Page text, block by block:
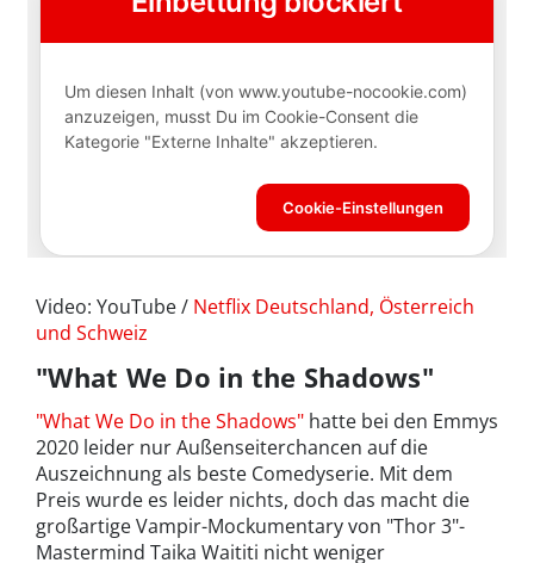
Video: YouTube / Netflix Deutschland, Österreich
und Schweiz
"What We Do in the Shadows"
"What We Do in the Shadows" hatte bei den Emmys
2020 leider nur Außenseiterchancen auf die
Auszeichnung als beste Comedyserie. Mit dem
Preis wurde es leider nichts, doch das macht die
großartige Vampir-Mockumentary von "Thor 3"-
Mastermind Taika Waititi nicht weniger